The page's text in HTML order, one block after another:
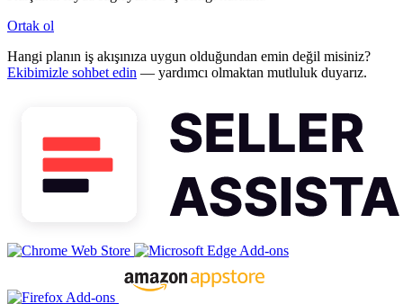
Ortak ol
Hangi planın iş akışınıza uygun olduğundan emin değil misiniz?
Ekibimizle sohbet edin — yardımcı olmaktan mutluluk duyarız.